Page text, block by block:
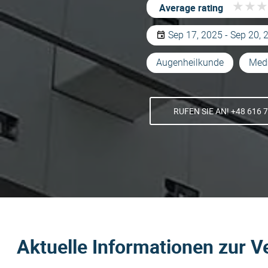
Average rating ★ ★ ★
★ ★ ★
Sep 17, 2025 - Sep 20,
Augenheilkunde
RUFEN SIE AN! +48 616
Aktuelle Informationen zur